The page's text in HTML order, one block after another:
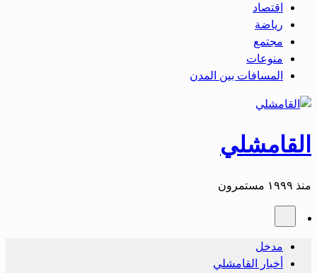
اقتصاد
رياضة
مجتمع
منوعات
المسافات بين المدن
القامشلي
منذ ١٩٩٩ مستمرون
مدخل
أخبار القامشلي